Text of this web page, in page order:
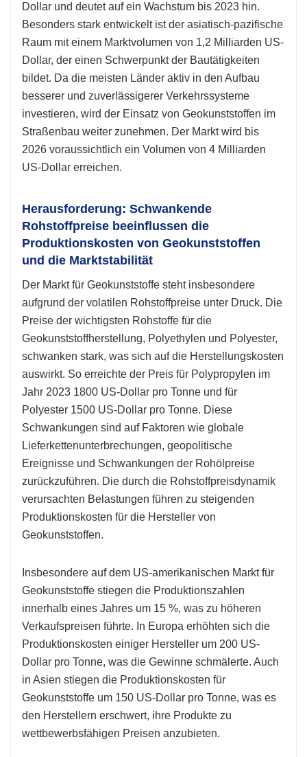
Dollar und deutet auf ein Wachstum bis 2023 hin.
Besonders stark entwickelt ist der asiatisch-pazifische
Raum mit einem Marktvolumen von 1,2 Milliarden US-
Dollar, der einen Schwerpunkt der Bautätigkeiten
bildet. Da die meisten Länder aktiv in den Aufbau
besserer und zuverlässigerer Verkehrssysteme
investieren, wird der Einsatz von Geokunststoffen im
Straßenbau weiter zunehmen. Der Markt wird bis
2026 voraussichtlich ein Volumen von 4 Milliarden
US-Dollar erreichen.
Herausforderung: Schwankende
Rohstoffpreise beeinflussen die
Produktionskosten von Geokunststoffen
und die Marktstabilität
Der Markt für Geokunststoffe steht insbesondere
aufgrund der volatilen Rohstoffpreise unter Druck. Die
Preise der wichtigsten Rohstoffe für die
Geokunststoffherstellung, Polyethylen und Polyester,
schwanken stark, was sich auf die Herstellungskosten
auswirkt. So erreichte der Preis für Polypropylen im
Jahr 2023 1800 US-Dollar pro Tonne und für
Polyester 1500 US-Dollar pro Tonne. Diese
Schwankungen sind auf Faktoren wie globale
Lieferkettenunterbrechungen, geopolitische
Ereignisse und Schwankungen der Rohölpreise
zurückzuführen. Die durch die Rohstoffpreisdynamik
verursachten Belastungen führen zu steigenden
Produktionskosten für die Hersteller von
Geokunststoffen.
Insbesondere auf dem US-amerikanischen Markt für
Geokunststoffe stiegen die Produktionszahlen
innerhalb eines Jahres um 15 %, was zu höheren
Verkaufspreisen führte. In Europa erhöhten sich die
Produktionskosten einiger Hersteller um 200 US-
Dollar pro Tonne, was die Gewinne schmälerte. Auch
in Asien stiegen die Produktionskosten für
Geokunststoffe um 150 US-Dollar pro Tonne, was es
den Herstellern erschwert, ihre Produkte zu
wettbewerbsfähigen Preisen anzubieten.